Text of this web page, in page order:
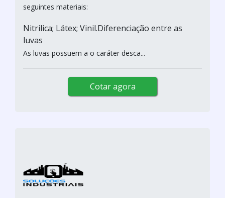
seguintes materiais:
Nitrilica; Látex; Vinil.Diferenciação entre as
luvas
As luvas possuem a o caráter desca...
Cotar agora